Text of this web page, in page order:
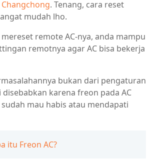
Changchong. Tenang, cara reset
mudah lho.
remote AC-nya, anda mampu
remotnya agar AC bisa bekerja
bukan dari pengaturan
karena freon pada AC
mau habis atau mendapati
itu Freon AC?